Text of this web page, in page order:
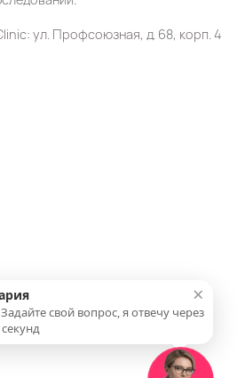
ул. Профсоюзная, д. 68, корп. 4
×
свой вопрос, я отвечу через
секунд